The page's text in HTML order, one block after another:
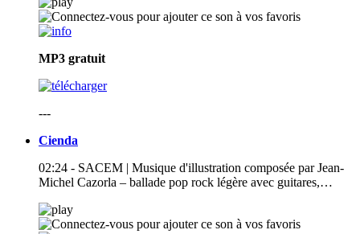
MP3 gratuit
---
Cienda
02:24 - SACEM | Musique d'illustration composée par Jean-
Michel Cazorla – ballade pop rock légère avec guitares,…